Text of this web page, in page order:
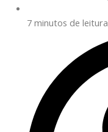
7 minutos de leitura